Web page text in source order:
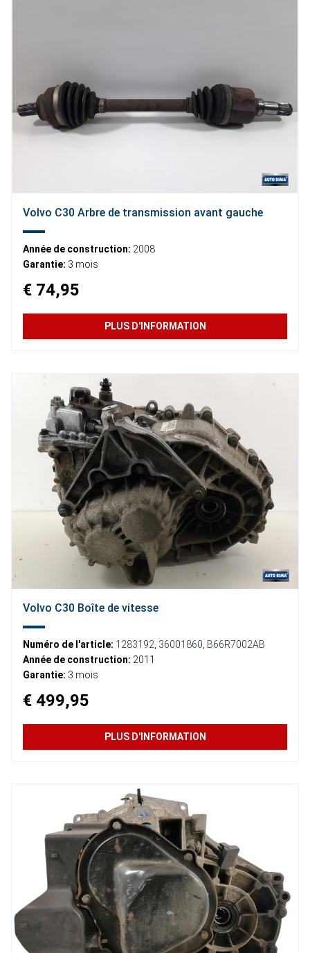
Volvo C30 Arbre de transmission avant gauche
Année de construction: 2008
Garantie: 3 mois
€ 74,95
PLUS D'INFORMATION
Volvo C30 Boîte de vitesse
Numéro de l'article: 1283192 36001860 B66R7002AB
Année de construction: 2011
Garantie: 3 mois
€ 499,95
PLUS D'INFORMATION